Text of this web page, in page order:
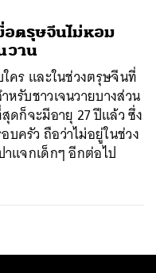
อตรุษจีนไม่หอม
วาน
คร และในช่วงตรุษจีนที่
หรับชาวเจนวายบางส่วน
ดก็จะมีอายุ 27 ปีแล้ว ซึ่ง
ครัว ถือว่าไม่อยู่ในช่วง
แจกเด็กๆ อีกต่อไป